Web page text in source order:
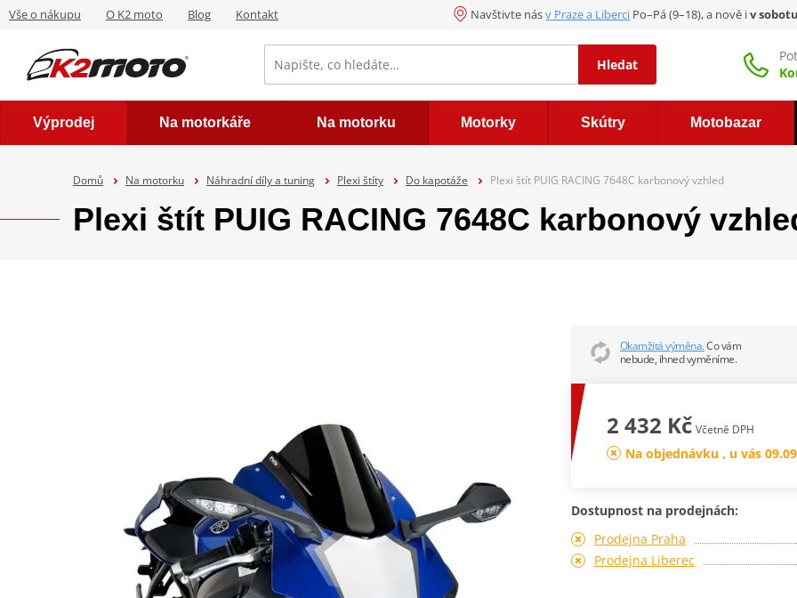
Vše o nákupu O K2 moto Blog Kontakt Navštivte násv Praze a Liberci Po–Pá (9–18), a nově iv sobotu
Hledat
Výprodej Na motorkáře Na motorku Motorky Skútry Motobazar
Domů Na motorku Náhradní díly a tuning Plexi štíty Do kapotáže Plexi štít PUIG RACING 7648C karbonový vzhled
Plexi štít PUIG RACING 7648C karbonový
Okamžitá výměna.Co vám
nebude, ihned vyměníme.
2 432 Kč Včetně DPH
Na objednávku , u vás
Dostupnost na prodejnách:
Prodejna Praha
Prodejna Liberec